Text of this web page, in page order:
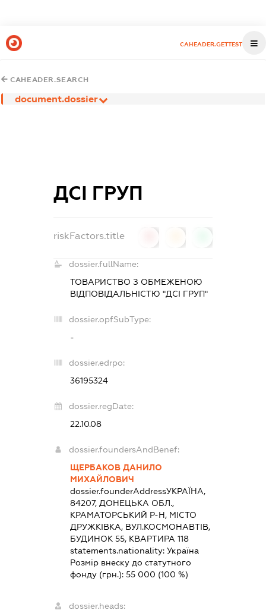
CAHEADER.GETTEST
CAHEADER.SEARCH
document.dossier
ДСІ ГРУП
riskFactors.title
dossier.fullName:
ТОВАРИСТВО З ОБМЕЖЕНОЮ
ВІДПОВІДАЛЬНІСТЮ "ДСІ ГРУП"
dossier.opfSubType:
-
dossier.edrpo:
36195324
dossier.regDate:
22.10.08
dossier.foundersAndBenef:
ЩЕРБАКОВ ДАНИЛО
МИХАЙЛОВИЧ
dossier.founderAddressУКРАЇНА,
84207, ДОНЕЦЬКА ОБЛ.,
КРАМАТОРСЬКИЙ Р-Н, МІСТО
ДРУЖКІВКА, ВУЛ.КОСМОНАВТІВ,
БУДИНОК 55, КВАРТИРА 118
statements.nationality: Україна
Розмір внеску до статутного
фонду (грн.): 55 000 (100 %)
dossier.heads: